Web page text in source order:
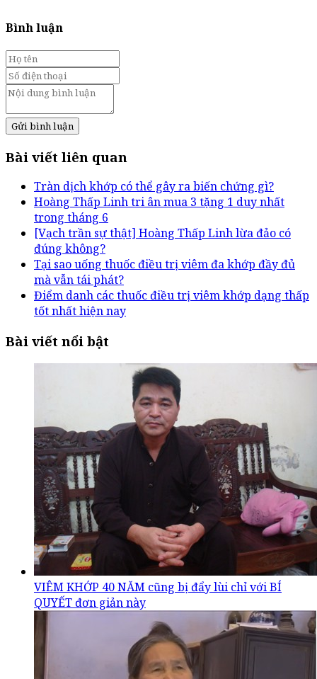
Bình luận
Gửi bình luận
Bài viết liên quan
Tràn dịch khớp có thể gây ra biến chứng gì?
Hoàng Thấp Linh tri ân mua 3 tặng 1 duy nhất
trong tháng 6
[Vạch trần sự thật] Hoàng Thấp Linh lừa đảo có
đúng không?
Tại sao uống thuốc điều trị viêm đa khớp đầy đủ
mà vẫn tái phát?
Điểm danh các thuốc điều trị viêm khớp dạng thấp
tốt nhất hiện nay
Bài viết nổi bật
VIÊM KHỚP 40 NĂM cũng bị đẩy lùi chỉ với BÍ
QUYẾT đơn giản này